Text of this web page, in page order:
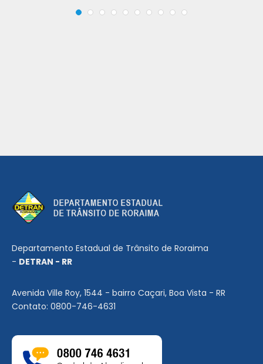
Departamento Estadual de Trânsito de Roraima
- DETRAN - RR
Avenida Ville Roy, 1544 - bairro Caçari, Boa Vista - RR
Contato: 0800-746-4631